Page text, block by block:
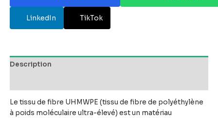
LinkedIn TikTok
Description
Le tissu de fibre UHMWPE (tissu de fibre de polyéthylène
à poids moléculaire ultra-élevé) est un matériau